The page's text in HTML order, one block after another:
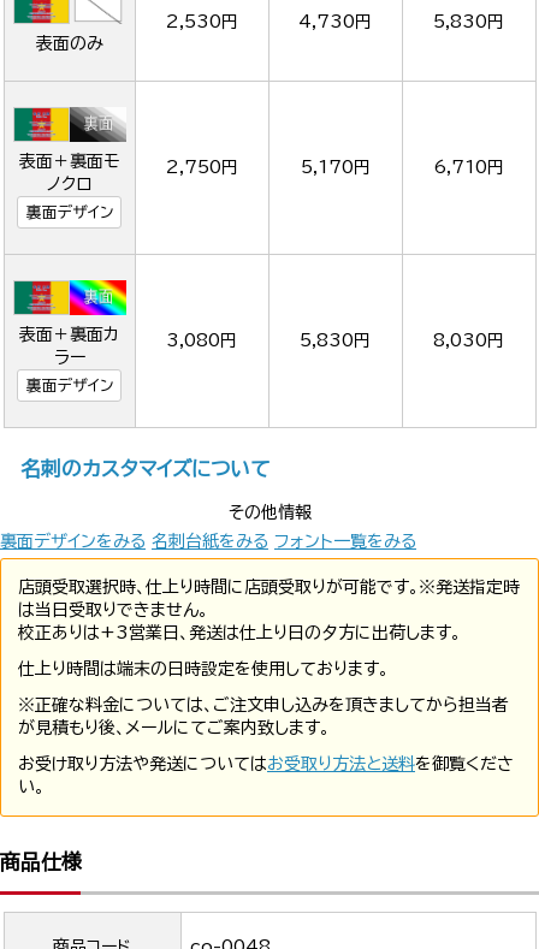
表面のみ
2,530円 4,730円 5,830円
表面＋裏面モ
ノクロ
裏面デザイン
2,750円 5,170円 6,710円
表面＋裏面カ
ラー
裏面デザイン
3,080円 5,830円 8,030円
名刺のカスタマイズについて
その他情報
裏面デザインをみる 名刺台紙をみる フォント一覧をみる
店頭受取選択時、仕上り時間に店頭受取りが可能です。※発送指定時
は当日受取りできません。
校正ありは+3営業日、発送は仕上り日の夕方に出荷します。
仕上り時間は端末の日時設定を使用しております。
※正確な料金については、ご注文申し込みを頂きましてから担当者
が見積もり後、メールにてご案内致します。
お受け取り方法や発送についてはお受取り方法と送料を御覧くださ
い。
商品仕様